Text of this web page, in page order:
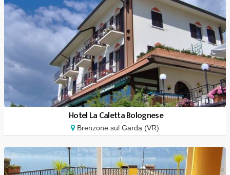
Hotel La Caletta Bolognese
Brenzone sul Garda (VR)